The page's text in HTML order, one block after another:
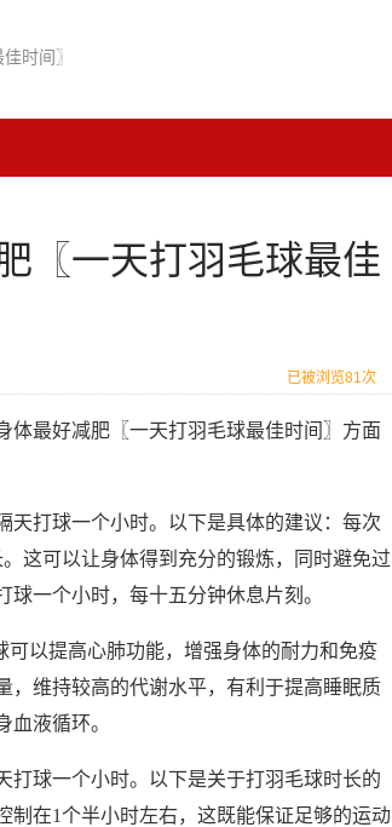
时间〗
〖一天打羽毛球最佳
已被浏览81次
体最好减肥〖一天打羽毛球最佳时间〗方面
天打球一个小时。以下是具体的建议：每次
这可以让身体得到充分的锻炼，同时避免过
一个小时，每十五分钟休息片刻。
以提高心肺功能，增强身体的耐力和免疫
，维持较高的代谢水平，有利于提高睡眠质
液循环。
打球一个小时。以下是关于打羽毛球时长的
制在1个半小时左右，这既能保证足够的运动